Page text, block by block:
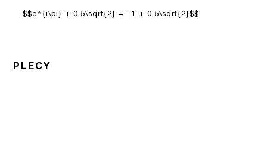
$$e^{i\pi} + 0.5\sqrt{2} = -1 + 0.5\sqrt{2}$$
PLECY